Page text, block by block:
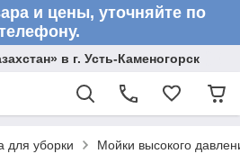
и цены, уточняйте по
в г. Усть-Каменогорск
для уборки Мойки высокого